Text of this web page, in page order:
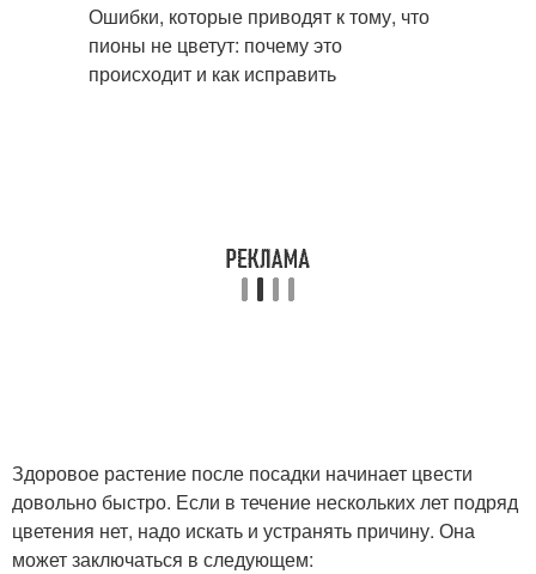
Здоровое растение после посадки начинает цвести
довольно быстро. Если в течение нескольких лет подряд
цветения нет, надо искать и устранять причину. Она
может заключаться в следующем: